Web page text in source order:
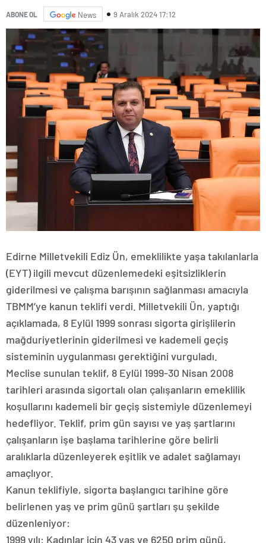
ABONE OL News 9 Aralık 2024 17:12
Edirne Milletvekili Ediz Ün, emeklilikte yaşa takılanlarla
(EYT) ilgili mevcut düzenlemedeki eşitsizliklerin
giderilmesi ve çalışma barışının sağlanması amacıyla
TBMM’ye kanun teklifi verdi. Milletvekili Ün, yaptığı
açıklamada, 8 Eylül 1999 sonrası sigorta girişlilerin
mağduriyetlerinin giderilmesi ve kademeli geçiş
sisteminin uygulanması gerektiğini vurguladı.
Meclise sunulan teklif, 8 Eylül 1999-30 Nisan 2008
tarihleri arasında sigortalı olan çalışanların emeklilik
koşullarını kademeli bir geçiş sistemiyle düzenlemeyi
hedefliyor. Teklif, prim gün sayısı ve yaş şartlarını
çalışanların işe başlama tarihlerine göre belirli
aralıklarla düzenleyerek eşitlik ve adalet sağlamayı
amaçlıyor.
Kanun teklifiyle, sigorta başlangıcı tarihine göre
belirlenen yaş ve prim günü şartları şu şekilde
düzenleniyor:
1999 yılı: Kadınlar için 43 yaş ve 6250 prim günü,